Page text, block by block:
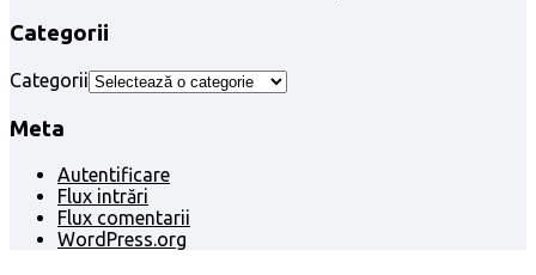
Categorii
Categorii
Meta
Autentificare
Flux intrări
Flux comentarii
WordPress.org